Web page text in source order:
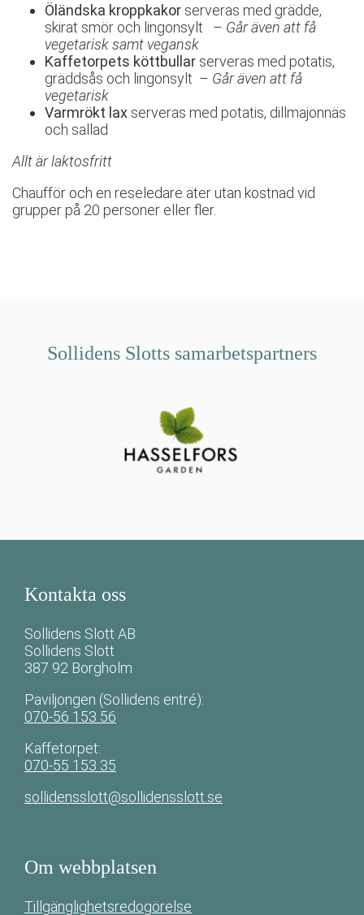
Öländska kroppkakor serveras med grädde,
skirat smör och lingonsylt – Går även att få
vegetarisk samt vegansk
Kaffetorpets köttbullar serveras med potatis,
gräddsås och lingonsylt – Går även att få
vegetarisk
Varmrökt lax serveras med potatis, dillmajonnäs
och sallad
Allt är laktosfritt
Chaufför och en reseledare äter utan kostnad vid
grupper på 20 personer eller fler.
Sollidens Slotts samarbetspartners
Kontakta oss
Sollidens Slott AB
Sollidens Slott
387 92 Borgholm
Paviljongen (Sollidens entré):
070-56 153 56
Kaffetorpet:
070-55 153 35
sollidensslott@sollidensslott.se
Om webbplatsen
Tillgänglighetsredogörelse